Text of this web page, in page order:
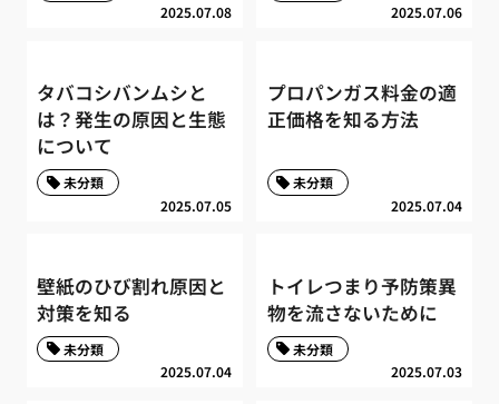
2025.07.08 2025.07.06
タバコシバンムシと
は？発生の原因と生態
について
2025.07.05
未分類
プロパンガス料金の適
正価格を知る方法
2025.07.04
未分類
壁紙のひび割れ原因と
対策を知る
2025.07.04
未分類
トイレつまり予防策異
物を流さないために
2025.07.03
未分類